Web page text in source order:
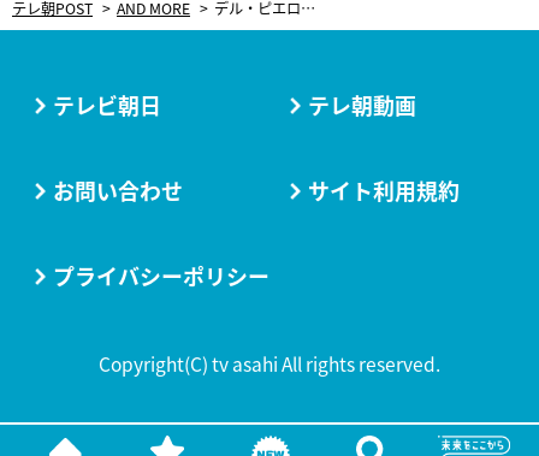
テレ朝POST AND MORE デル・ピエロ「侍は決して諦めない」と称賛！サムライ・サッカーで16強入りへ
テレビ朝日 テレ朝動画
お問い合わせ サイト利用規約
プライバシーポリシー
Copyright(C) tv asahi All rights reserved.